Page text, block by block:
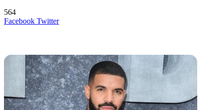
564
Facebook TwitterLinkedIn
Tumblr
Reddit
Вконтакте
Одноклассники
Skype
Messenger
Messenger
WhatsApp
Telegram
Viber
Line
Поделиться
Печатать